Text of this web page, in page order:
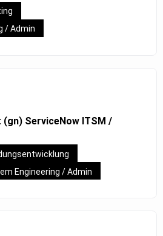
/ Admin
ServiceNow ITSM /
Engineering / Admin